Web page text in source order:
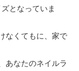
となっていま
なくてもに、家で
あなたのネイルラ